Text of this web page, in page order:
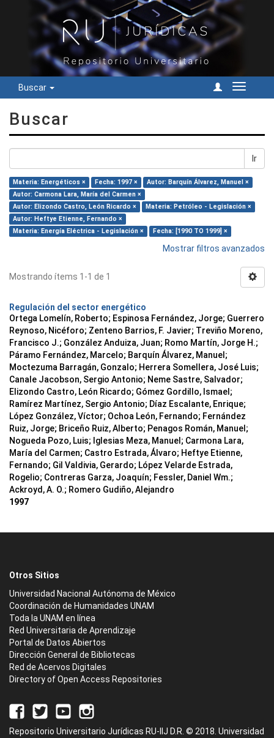
Buscar
Cambiar
Buscar
Ir
Materia: Energéticos × Fecha: 1997 ×
Autor: Barquín Álvarez, Manuel ×
Autor: Carmona Lara, María del Carmen ×
Autor: Elizondo Castro, León Ricardo ×
Materia: Petróleo - Legislación ×
Autor: Heftye Etienne, Fernando ×
Materia: Energía Eléctrica - Legislación ×
Fecha: [1990 TO 1999] ×
Mostrar filtros avanzados
Mostrando ítems 1-1 de 1
Regulación del sector energético
Ortega Lomelín, Roberto; Espinosa Fernández, Jorge; Guerrero
Reynoso, Nicéforo; Zenteno Barrios, F. Javier; Treviño Moreno,
Francisco J.; González Anduiza, Juan; Romo Martín, Jorge H.;
Páramo Fernández, Marcelo; Barquín Álvarez, Manuel;
Moctezuma Barragán, Gonzalo; Herrera Somellera, José Luis;
Canale Jacobson, Sergio Antonio; Neme Sastre, Salvador;
Elizondo Castro, León Ricardo; Gómez Gordillo, Ismael;
Ramírez Martínez, Sergio Antonio; Díaz Escalante, Enrique;
López González, Víctor; Ochoa León, Fernando; Fernández
Ruiz, Jorge; Briceño Ruiz, Alberto; Penagos Román, Manuel;
Nogueda Pozo, Luis; Iglesias Meza, Manuel; Carmona Lara,
María del Carmen; Castro Estrada, Álvaro; Heftye Etienne,
Fernando; Gil Valdivia, Gerardo; López Velarde Estrada,
Rogelio; Contreras Garza, Joaquín; Fessler, Daniel Wm.;
Ackroyd, A. O.; Romero Gudiño, Alejandro
1997
Otros Sitios
Universidad Nacional Autónoma de México
Coordinación de Humanidades UNAM
Toda la UNAM en línea
Red Universitaria de Aprendizaje
Portal de Datos Abiertos
Dirección General de Bibliotecas
Red de Acervos Digitales
Directory of Open Access Repositories
Repositorio Universitario Jurídicas RU-IIJ D.R. © 2018. Universidad